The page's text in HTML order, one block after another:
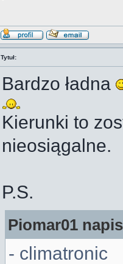
Tytuł:
Bardzo ładna
Kierunki to
nieosiągalne.
P.S.
Piomar01
- climatronic